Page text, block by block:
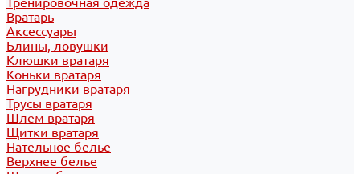
Вратарь
Аксессуары
Блины, ловушки
Клюшки вратаря
Коньки вратаря
Нагрудники вратаря
Трусы вратаря
Шлем вратаря
Щитки вратаря
Нательное белье
Верхнее белье